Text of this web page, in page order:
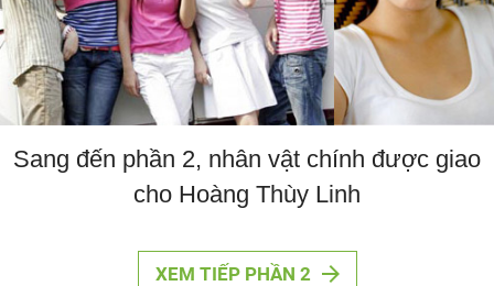
Sang đến phần 2, nhân vật chính được giao
cho Hoàng Thùy Linh
XEM TIẾP PHẦN 2